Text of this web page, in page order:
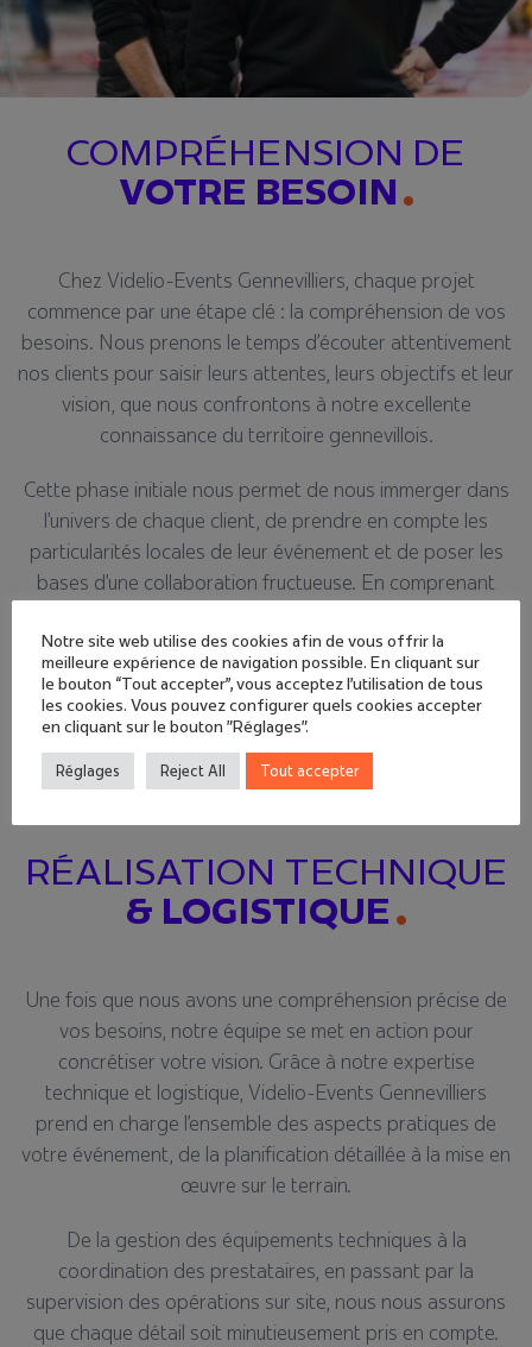
COMPRÉHENSION DE
VOTRE BESOIN
Chez Videlio-Events Gennevilliers, chaque projet
commence par une étape clé : la compréhension de vos
besoins. Nous prenons le temps d’écouter attentivement
nos clients pour saisir leurs attentes, leurs objectifs et leur
vision, que nous confrontons à notre excellente
connaissance du territoire gennevillois.
Cette phase initiale nous permet de nous immerger dans
l’univers de chaque client, de prendre en compte les
particularités locales de leur événement et de poser les
bases d’une collaboration fructueuse. En comprenant
expériences sur mesure qui dépassent vos attentes et
rendent chaque événement unique dans la région Île-de-
France.
RÉALISATION TECHNIQUE
& LOGISTIQUE
Une fois que nous avons une compréhension précise de
vos besoins, notre équipe se met en action pour
concrétiser votre vision. Grâce à notre expertise
technique et logistique, Videlio-Events Gennevilliers
prend en charge l’ensemble des aspects pratiques de
votre événement, de la planification détaillée à la mise en
œuvre sur le terrain.
De la gestion des équipements techniques à la
coordination des prestataires, en passant par la
supervision des opérations sur site, nous nous assurons
que chaque détail soit minutieusement pris en compte.
Notre site web utilise des cookies afin de vous offrir la
meilleure expérience de navigation possible. En cliquant sur
le bouton “Tout accepter”, vous acceptez l'utilisation de tous
les cookies. Vous pouvez configurer quels cookies accepter
en cliquant sur le bouton "Réglages".
Réglages Reject All Tout accepter